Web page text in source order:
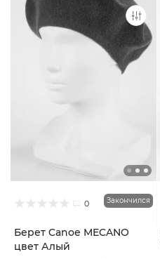
0 Закончился
Берет Canoe MECANO
цвет Алый